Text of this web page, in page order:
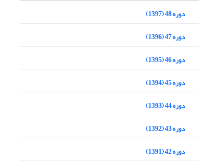
دوره 48 (1397)
دوره 47 (1396)
دوره 46 (1395)
دوره 45 (1394)
دوره 44 (1393)
دوره 43 (1392)
دوره 42 (1391)